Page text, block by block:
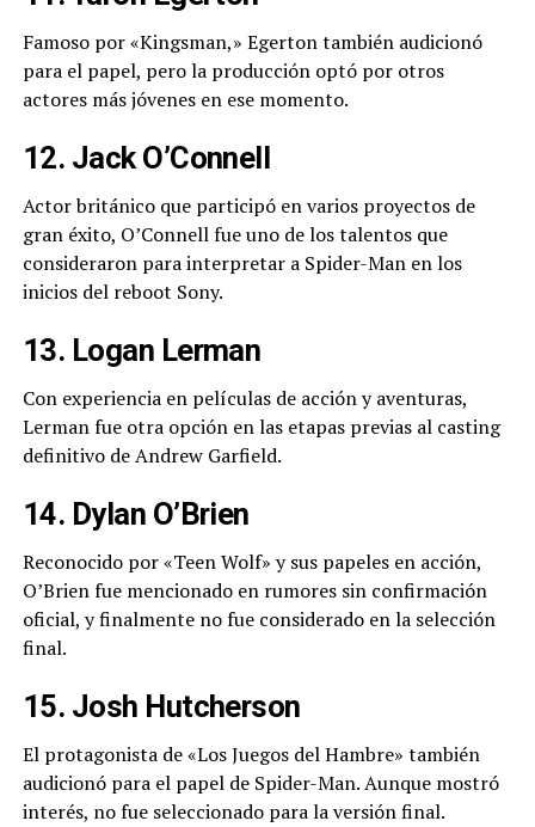
Famoso por «Kingsman,» Egerton también audicionó
para el papel, pero la producción optó por otros
actores más jóvenes en ese momento.
12. Jack O’Connell
Actor británico que participó en varios proyectos de
gran éxito, O’Connell fue uno de los talentos que
consideraron para interpretar a Spider-Man en los
inicios del reboot Sony.
13. Logan Lerman
Con experiencia en películas de acción y aventuras,
Lerman fue otra opción en las etapas previas al casting
definitivo de Andrew Garfield.
14. Dylan O’Brien
Reconocido por «Teen Wolf» y sus papeles en acción,
O’Brien fue mencionado en rumores sin confirmación
oficial, y finalmente no fue considerado en la selección
final.
15. Josh Hutcherson
El protagonista de «Los Juegos del Hambre» también
audicionó para el papel de Spider-Man. Aunque mostró
interés, no fue seleccionado para la versión final.